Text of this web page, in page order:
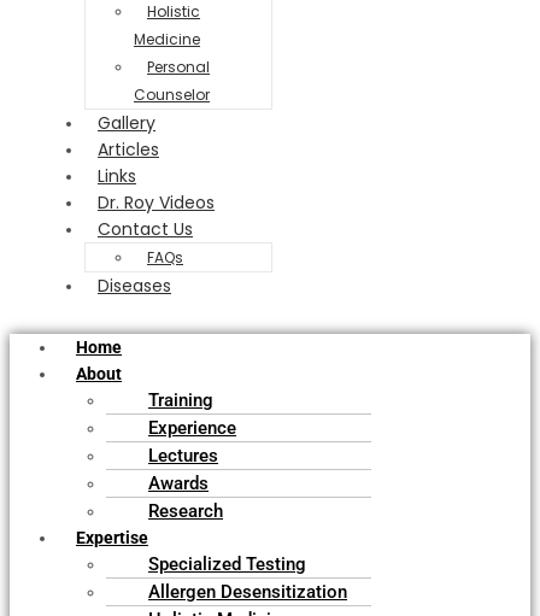
Holistic
Medicine
Personal
Counselor
Gallery
Articles
Links
Dr. Roy Videos
Contact Us
FAQs
Diseases
Home
About
Training
Experience
Lectures
Awards
Research
Expertise
Specialized Testing
Allergen Desensitization